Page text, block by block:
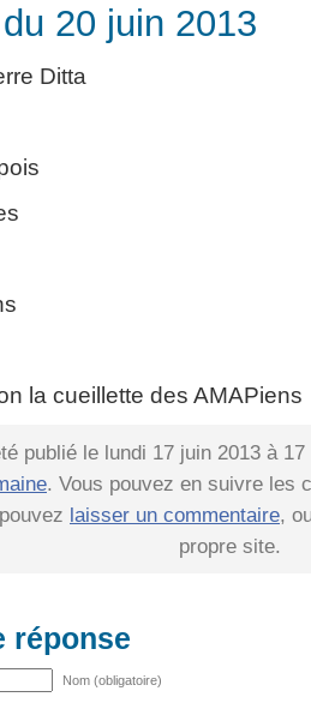
20 juin 2013
Ditta
la cueillette des AMAPiens
publié le lundi 17 juin 2013 à
. Vous pouvez en suivre les
laisser un commentaire,
propre site.
réponse
Nom (obligatoire)